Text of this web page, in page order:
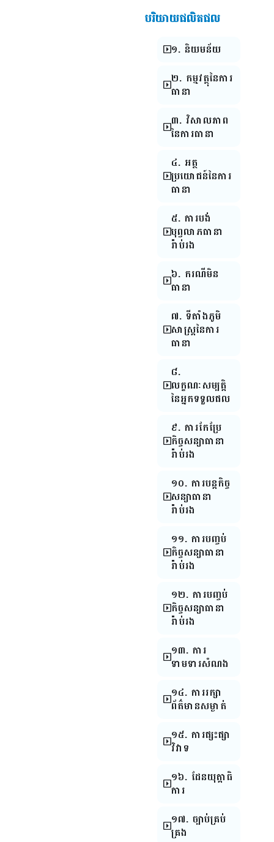
បរិយាយផលិតផល
១. និយមន័យ
២. កម្មវត្ថុនៃការ
ធានា
៣. វិសាលភាព
នៃការធានា
៤. អត្ថ
ប្រយោជន៍នៃការ
ធានា
៥. ការបង់
បុព្វលាភធានា
រ៉ាប់រង
៦. ករណីមិន
ធានា
៧. ទីតាំងភូមិ
សាស្រ្តនៃការ
ធានា
៨.
លក្ខណៈសម្បត្តិ
នៃអ្នកទទួលផល
៩. ការកែប្រែ
កិច្ចសន្យាធានា
រ៉ាប់រង
១០. ការបន្តកិច្ច
សន្យាធានា
រ៉ាប់រង
១១. ការបញ្ចប់
កិច្ចសន្យាធានា
រ៉ាប់រង
១២. ការបញ្ចប់
កិច្ចសន្យាធានា
រ៉ាប់រង
១៣. ការ
ទាមទារសំណង
១៤. ការរក្សា
ព័ត៌មានសម្ងាត់
១៥. ការផ្សះផ្សា
វិវាទ
១៦. ដែនយុត្តាធិ
ការ
១៧. ច្បាប់គ្រប់
គ្រង